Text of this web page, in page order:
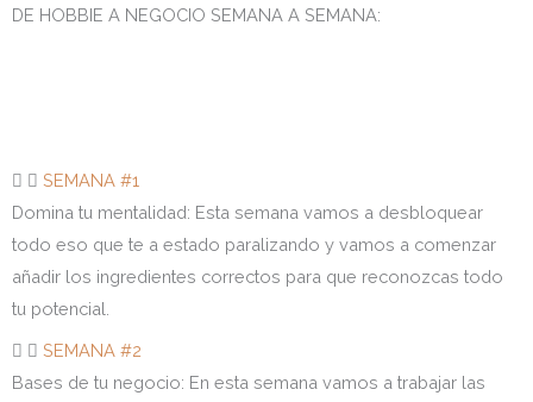
DE HOBBIE A NEGOCIO SEMANA A SEMANA:
SEMANA #1
Domina tu mentalidad: Esta semana vamos a desbloquear
todo eso que te a estado paralizando y vamos a comenzar
añadir los ingredientes correctos para que reconozcas todo
tu potencial.
SEMANA #2
Bases de tu negocio: En esta semana vamos a trabajar las